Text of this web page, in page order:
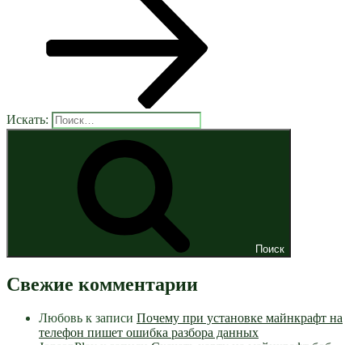
Искать:
Поиск
Свежие комментарии
Любовь к записи Почему при установке майнкрафт на
телефон пишет ошибка разбора данных